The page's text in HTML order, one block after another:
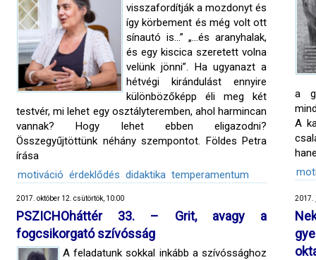
visszafordítják a mozdonyt és
így körbement és még volt ott
sínautó is…” „…és aranyhalak,
és egy kiscica szeretett volna
velünk jönni”. Ha ugyanazt a
hétvégi kirándulást ennyire
különbözőképp éli meg két
testvér, mi lehet egy osztályteremben, ahol harmincan
vannak? Hogy lehet ebben eligazodni?
Összegyűjtöttünk néhány szempontot. Földes Petra
írása
motiváció érdeklődés didaktika temperamentum
a
A
2017. október 12. csütörtök, 10:00
PSZICHOháttér 33. – Grit, avagy a
fogcsikorgató szívósság
A feladatunk sokkal inkább a szívóssághoz
2017.